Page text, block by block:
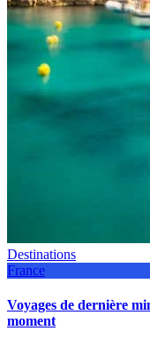
Destinations
France
Voyages de dernière
moment